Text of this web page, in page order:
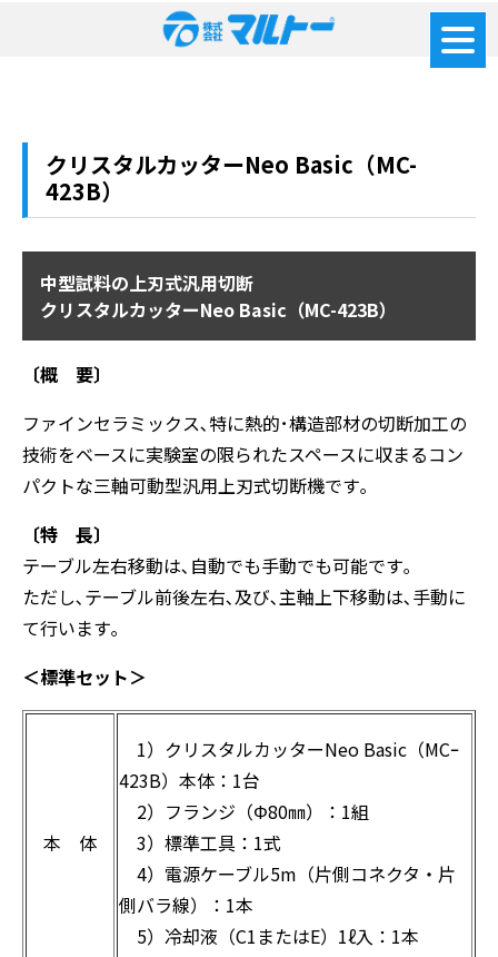
クリスタルカッターNeo Basic（MC-
423B）
中型試料の上刃式汎用切断
クリスタルカッターNeo Basic（MC-423B）
〔概 要〕
ファインセラミックス､特に熱的･構造部材の切断加工の
技術をベースに実験室の限られたスペースに収まるコン
パクトな三軸可動型汎用上刃式切断機です｡
〔特 長〕
テーブル左右移動は､自動でも手動でも可能です｡
ただし､テーブル前後左右､及び､主軸上下移動は､手動に
て行います｡
＜標準セット＞
本 体
1）クリスタルカッターNeo Basic（MCｰ
423B）本体：1台
2）フランジ（Φ80㎜）：1組
3）標準工具：1式
4）電源ケーブル5m（片側コネクタ・片
側バラ線）：1本
5）冷却液（C1またはE）1ℓ入：1本